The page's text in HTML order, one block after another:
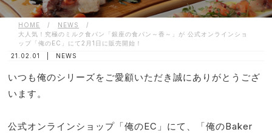
HOME / NEWS
/
大人気！究極のミルク食パン「銀座の食パン～香～」が 公式オンラインショ
ップ「俺のEC」にて2月1日に販売開始！
21.02.01 |
NEWS
いつも俺のシリーズをご愛顧いただき誠にありがとうござ
います。
公式オンラインショップ「俺のEC」にて、「俺のBaker